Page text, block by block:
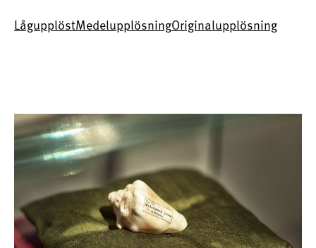
LågupplöstMedelupplösningOriginalupplösning